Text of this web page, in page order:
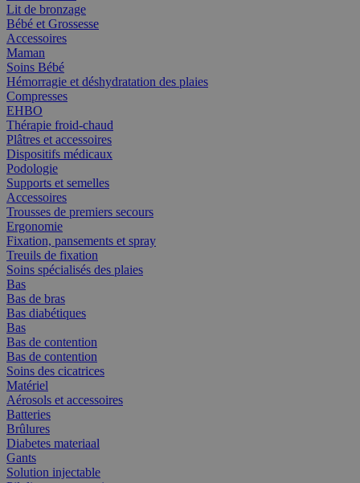
Lit de bronzage
Bébé et Grossesse
Accessoires
Maman
Soins Bébé
Hémorragie et déshydratation des plaies
Compresses
EHBO
Thérapie froid-chaud
Plâtres et accessoires
Dispositifs médicaux
Podologie
Supports et semelles
Accessoires
Trousses de premiers secours
Ergonomie
Fixation, pansements et spray
Treuils de fixation
Soins spécialisés des plaies
Bas
Bas de bras
Bas diabétiques
Bas
Bas de contention
Bas de contention
Soins des cicatrices
Matériel
Aérosols et accessoires
Batteries
Brûlures
Diabetes materiaal
Gants
Solution injectable